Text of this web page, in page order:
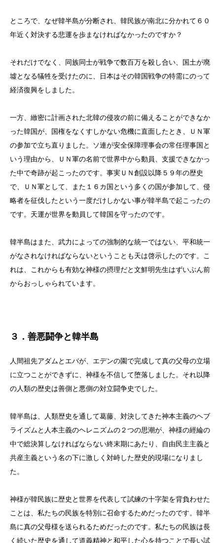
ところで、なぜ韓半島が分断され、韓民族が南北に分かれて６０
年近く対決する悲運を歩まなければなかったのですか？
それだけでなく、同族同士が戦争で数百万を殺し合い、国土が廃
墟となる犠牲を受けたのに、日本はその韓国戦争の特需にのって
経済復興をしました。
一方、緻密に計画された北韓の侵攻の前に備えることができなか
った韓国が、国権をなくすしかない危機に直面したとき、ＵＮ軍
の参加で立ち直りました。ソ連が安全保障理事会の常任理事国と
いう理由から、ＵＮ軍の名前で世界中から動員、支援できなかっ
た中で奇跡が起こったのです。事実ＵＮ創設以降５９年の歴史
で、ＵＮ軍として、また１６カ国という多くの国が参加して、侵
略者を征伐したという一度だけしかない事が韓半島で起こったの
です。天運が世界を動員して韓国を守ったのです。
韓半島はまた、武力によっての強制的な統一ではない、平和統一
がなされなければならないということも天は啓示したのです。こ
れは、これからも有効な神様の摂理だと文鮮明先生はずいぶん前
からおっしゃられています。
３．善悪闘争と韓半島
人間祖先アダムとエバが、エデンの園で完成して真の父母の立場
に立つことができずに、神様を不信して堕落しました。それ以降
の人類の歴史は善側と悪側の対立闘争史でした。
韓半島は、人類歴史を通して葛藤、対決してきた神本主義のヘブ
ライズムと人本主義のヘレニズムの２つの思潮が、神様の經綸の
中で総決算しなければならない終末期にあたり、自由民主主義と
共産主義という名の下に激しく対峙した歴史的現場になりまし
た。
神様が韓民族に歴史と世界を代表して試練の十字架を背負わせた
ことは、私たちの民族を特別に召命するためだったのです。韓半
島に真の父母様を送られるためだったのです。私たちの民族は長
く続いた歴史を通して道義精神と和平した心を持つことで長い試